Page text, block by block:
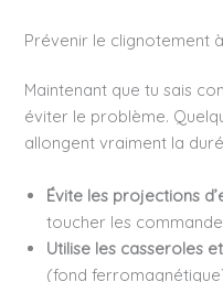
Prévenir le clignotement
Maintenant que tu sais
éviter le problème.
allongent vraiment la
Évite les projections
toucher les
Utilise les casseroles
(fond